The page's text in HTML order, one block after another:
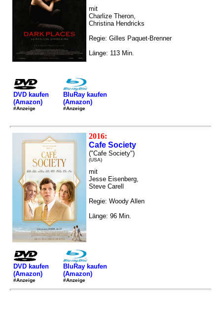
mit
Charlize Theron,
Christina Hendricks
Regie: Gilles Paquet-Brenner
Länge: 113 Min.
DVD kaufen
(Amazon)
#Anzeige
BluRay kaufen
(Amazon)
#Anzeige
2016:
Cafe Society
("Cafe Society")
(USA)
mit
Jesse Eisenberg,
Steve Carell
Regie: Woody Allen
Länge: 96 Min.
DVD kaufen
(Amazon)
#Anzeige
BluRay kaufen
(Amazon)
#Anzeige